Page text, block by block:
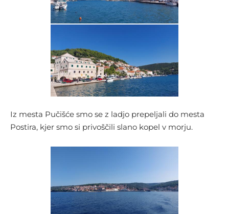
Iz mesta Pučišće smo se z ladjo prepeljali do mesta
Postira, kjer smo si privoščili slano kopel v morju.